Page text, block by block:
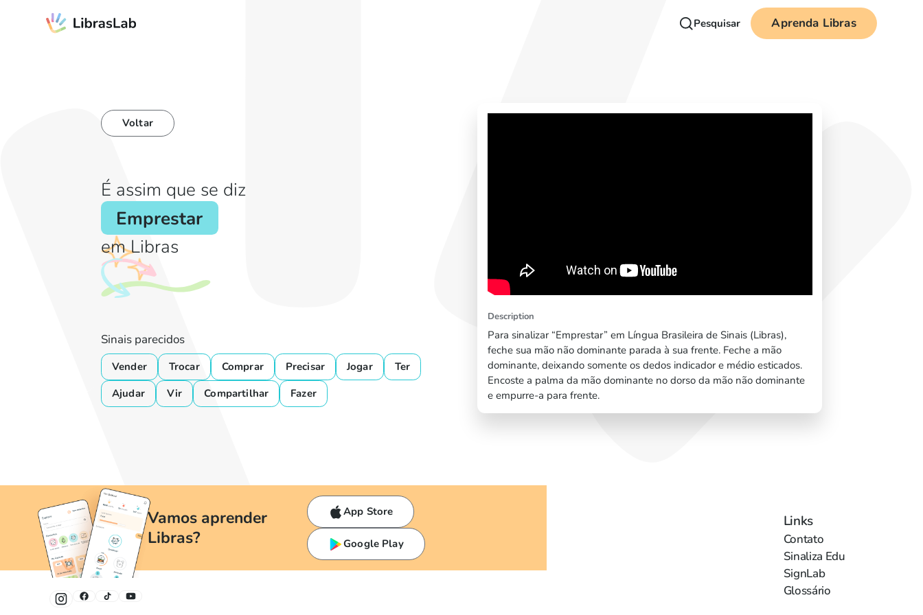
Pesquisar Aprenda Libras
Voltar
É assim que se diz
Emprestar
em Libras
Description
Para sinalizar “Emprestar” em Língua Brasileira de Sinais (Libras),
feche sua mão não dominante parada à sua frente. Feche a mão
dominante, deixando somente os dedos indicador e médio esticados.
Encoste a palma da mão dominante no dorso da mão não dominante
e empurre-a para frente.
Sinais parecidos
Vender Trocar Comprar Precisar Jogar
Ter
Ajudar
Vir Compartilhar Fazer
Vamos aprender
Libras?
App Store
Google Play
Um jeito divertido e fácil de aprender Libras
Links
Contato
Sinaliza Edu
SignLab
Glossário